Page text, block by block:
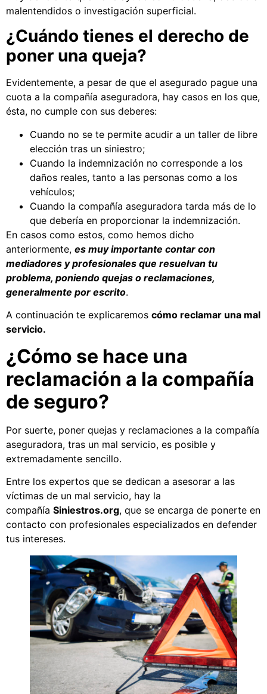
malentendidos o investigación superficial.
¿Cuándo tienes el derecho de
poner una queja?
Evidentemente, a pesar de que el asegurado pague una
cuota a la compañía aseguradora, hay casos en los que,
ésta, no cumple con sus deberes:
Cuando no se te permite acudir a un taller de libre
elección tras un siniestro;
Cuando la indemnización no corresponde a los
daños reales, tanto a las personas como a los
vehículos;
Cuando la compañía aseguradora tarda más de lo
que debería en proporcionar la indemnización.
En casos como estos, como hemos dicho
anteriormente, es muy importante contar con
mediadores y profesionales que resuelvan tu
problema, poniendo quejas o reclamaciones,
generalmente por escrito.
A continuación te explicaremos cómo reclamar una mal
servicio.
¿Cómo se hace una
reclamación a la compañía
de seguro?
Por suerte, poner quejas y reclamaciones a la compañía
aseguradora, tras un mal servicio, es posible y
extremadamente sencillo.
Entre los expertos que se dedican a asesorar a las
víctimas de un mal servicio, hay la
compañía Siniestros.org, que se encarga de ponerte en
contacto con profesionales especializados en defender
tus intereses.